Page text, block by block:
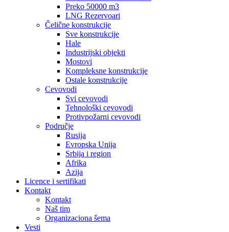
Preko 50000 m3
LNG Rezervoari
Čelične konstrukcije
Sve konstrukcije
Hale
Industrijski objekti
Mostovi
Kompleksne konstrukcije
Ostale konstrukcije
Cevovodi
Svi cevovodi
Tehnološki cevovodi
Protivpožarni cevovodi
Područje
Rusija
Evropska Unija
Srbija i region
Afrika
Azija
Licence i sertifikati
Kontakt
Kontakt
Naš tim
Organizaciona šema
Vesti